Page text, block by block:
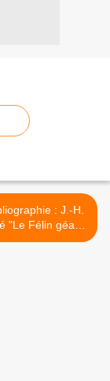
: J.-H.
"Le Félin géant"
(Bib. Verte) >